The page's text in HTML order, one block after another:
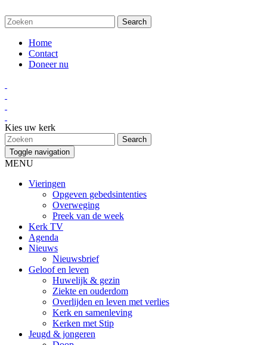
Home
Contact
Doneer nu
Kies uw kerk
Toggle navigation
MENU
Vieringen
Opgeven gebedsintenties
Overweging
Preek van de week
Kerk TV
Agenda
Nieuws
Nieuwsbrief
Geloof en leven
Huwelijk & gezin
Ziekte en ouderdom
Overlijden en leven met verlies
Kerk en samenleving
Kerken met Stip
Jeugd & jongeren